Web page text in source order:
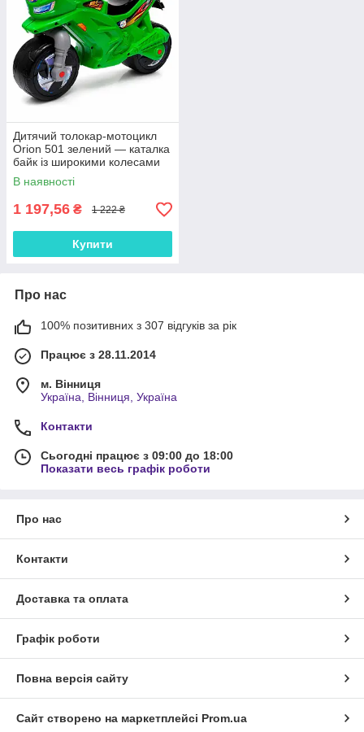
Дитячий толокар-мотоцикл
Orion 501 зелений — каталка
байк із широкими колесами
для дітей від 2 років до 30 кг
В наявності
1 197,56 ₴ 1 222 ₴
Купити
Про нас
100% позитивних з 307 відгуків за рік
Працює з 28.11.2014
м. Вінниця
Україна, Вінниця, Україна
Контакти
Сьогодні працює з 09:00 до 18:00
Показати весь графік роботи
Про нас
Контакти
Доставка та оплата
Графік роботи
Повна версія сайту
Сайт створено на маркетплейсі Prom.ua